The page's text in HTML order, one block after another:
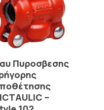
Πυροσβεσης
–